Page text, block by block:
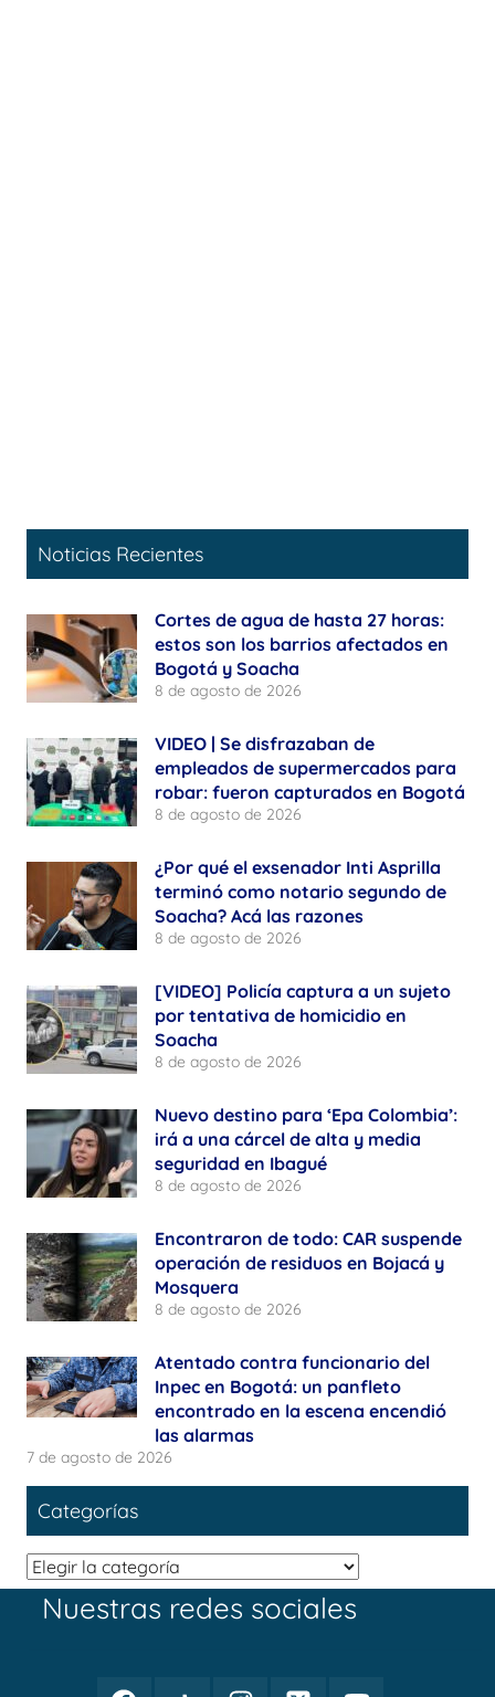
Noticias Recientes
Cortes de agua de hasta 27 horas:
estos son los barrios afectados en
Bogotá y Soacha
8 de agosto de 2026
VIDEO | Se disfrazaban de
empleados de supermercados para
robar: fueron capturados en Bogotá
8 de agosto de 2026
¿Por qué el exsenador Inti Asprilla
terminó como notario segundo de
Soacha? Acá las razones
8 de agosto de 2026
[VIDEO] Policía captura a un sujeto
por tentativa de homicidio en
Soacha
8 de agosto de 2026
Nuevo destino para ‘Epa Colombia’:
irá a una cárcel de alta y media
seguridad en Ibagué
8 de agosto de 2026
Encontraron de todo: CAR suspende
operación de residuos en Bojacá y
Mosquera
8 de agosto de 2026
Atentado contra funcionario del
Inpec en Bogotá: un panfleto
encontrado en la escena encendió
las alarmas
7 de agosto de 2026
Categorías
Categorías
Nuestras redes sociales